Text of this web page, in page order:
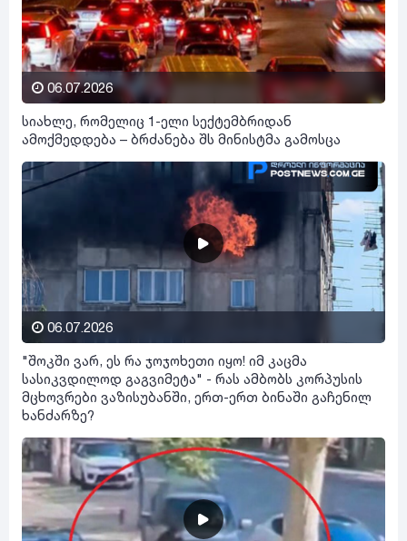
06.07.2026
სიახლე, რომელიც 1-ელი სექტემბრიდან
ამოქმედდება – ბრძანება შს მინისტმა გამოსცა
06.07.2026
"შოკში ვარ, ეს რა ჯოჯოხეთი იყო! იმ კაცმა
სასიკვდილოდ გაგვიმეტა" - რას ამბობს კორპუსის
მცხოვრები ვაზისუბანში, ერთ-ერთ ბინაში გაჩენილ
ხანძარზე?